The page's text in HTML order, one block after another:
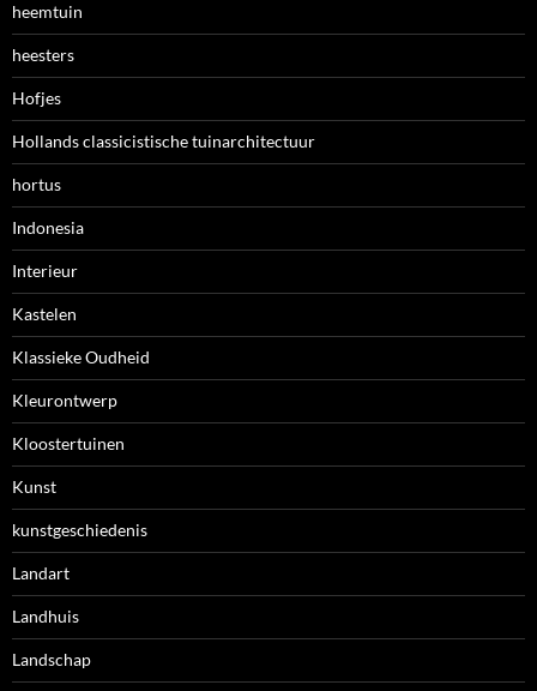
heemtuin
heesters
Hofjes
Hollands classicistische tuinarchitectuur
hortus
Indonesia
Interieur
Kastelen
Klassieke Oudheid
Kleurontwerp
Kloostertuinen
Kunst
kunstgeschiedenis
Landart
Landhuis
Landschap